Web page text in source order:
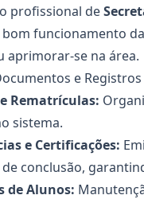
profissional de
funcionamento
aprimorar-se na área.
e
Rematrículas:
sistema.
e Certificações:
conclusão,
de Alunos: